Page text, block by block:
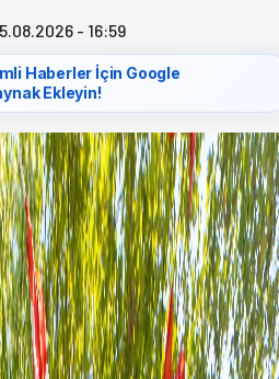
- 16:59
Haberler İçin Google
Ekleyin!